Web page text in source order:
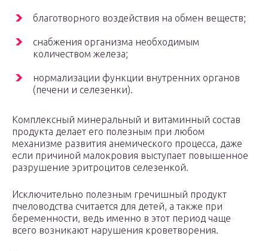
благотворного воздействия на обмен веществ;
снабжения организма необходимым
количеством железа;
нормализации функции внутренних органов
(печени и селезенки).
Комплексный минеральный и витаминный состав
продукта делает его полезным при любом
механизме развития анемического процесса, даже
если причиной малокровия выступает повышенное
разрушение эритроцитов селезенкой.
Исключительно полезным гречишный продукт
пчеловодства считается для детей, а также при
беременности, ведь именно в этот период чаще
всего возникают нарушения кроветворения.